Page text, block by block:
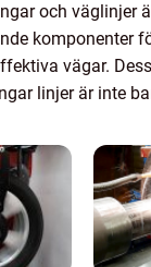
och väglinjer
komponenter
vägar.
linjer är inte